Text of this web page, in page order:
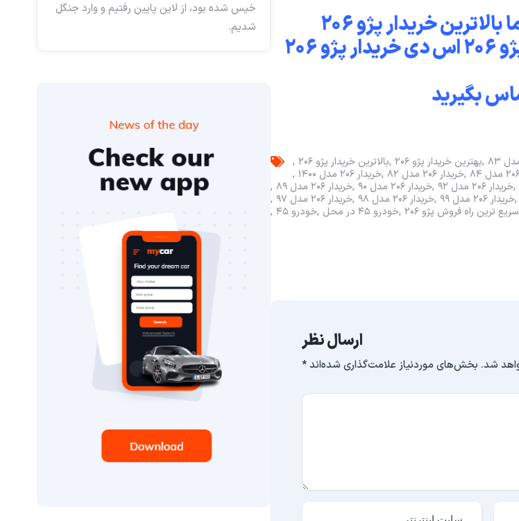
خودرو را ۴۵ دقیقه ای و نقدی خریدارم در محل شما بالاترین خریدار پژو ۲۰۶
صندوقدار پژو ۲۰۶ هاچبک خریدار پژو ۲۰۶ اس دی خریدار پژو ۲۰۶ v8 خریدار پژو
بالاترین خریدار پژو ۲۰۶ بهترین خریدار پژو ۲۰۶
خریدار ۲۰۶ مدل ۱۴۰۰
خریدار ۲۰۶ مدل ۸۲
خریدار ۲۰۶ مدل ۸۹
خریدار ۲۰۶ مدل ۹۰ خریدار ۲۰۶ مدل ۹۲
خریدار ۲۰۶ مدل ۹۷
خریدار ۲۰۶ مدل ۹۸ خریدار ۲۰۶ مدل ۹۹
خودرو ۴۵
خودرو ۴۵ در محل سریع ترین راه فروش پژو ۲۰۶
ارسال نظر
شد. بخش‌های موردنیاز علامت‌گذاری شده‌اند*
خیس شده بود، از لاین پایین رفتیم و وارد جنگل
شدیم.